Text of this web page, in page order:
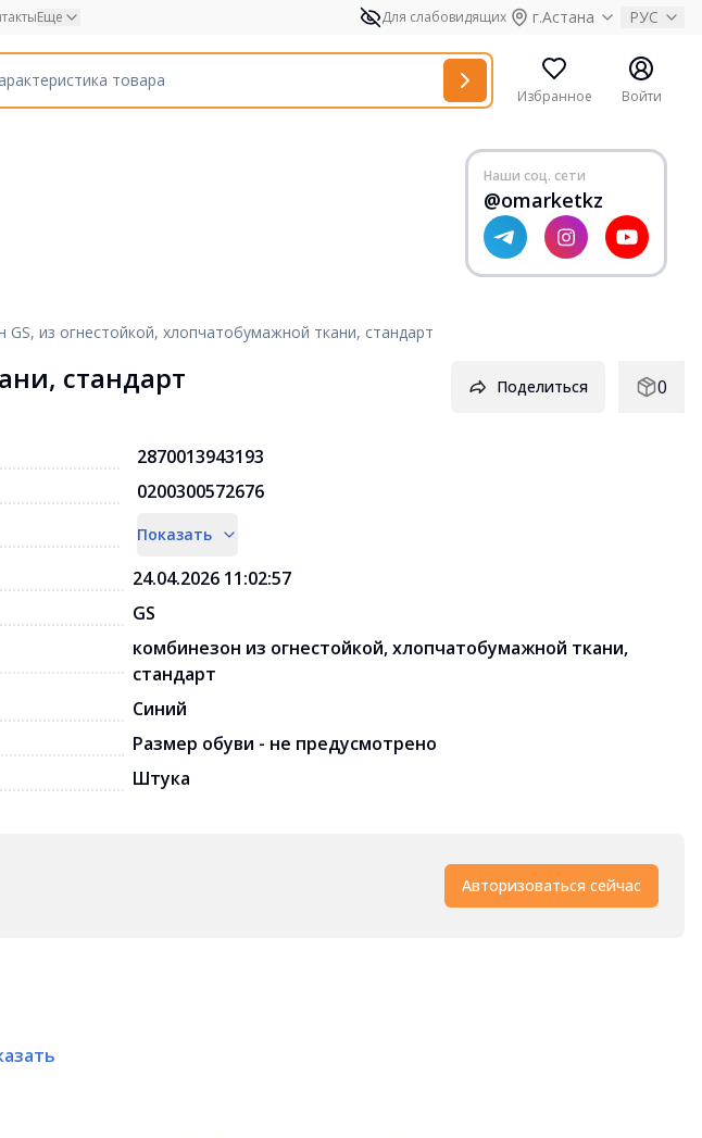
Еще Для слабовидящих г.Астана РУС
Избранное Войти
Наши соц. сети
@omarketkz
GS, из огнестойкой, хлопчатобумажной ткани, стандарт
стандарт Поделиться 0
2870013943193
0200300572676
Показать
24.04.2026 11:02:57
GS
комбинезон из огнестойкой, хлопчатобумажной ткани,
стандарт
Синий
Размер обуви - не предусмотрено
Штука
Авторизоваться сейчас